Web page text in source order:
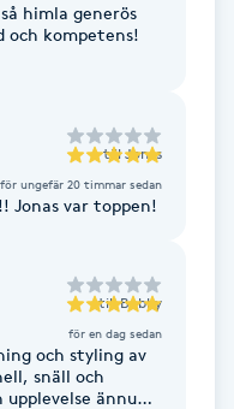
himla generös
och kompetens!
till Jonas
för ungefär 20 timmar sedan
Jonas var toppen!
till Bobby
för en dag sedan
och styling av
snäll och
ännu